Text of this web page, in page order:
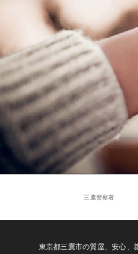
三鷹警察署
東京都三鷹市の質屋、安心、